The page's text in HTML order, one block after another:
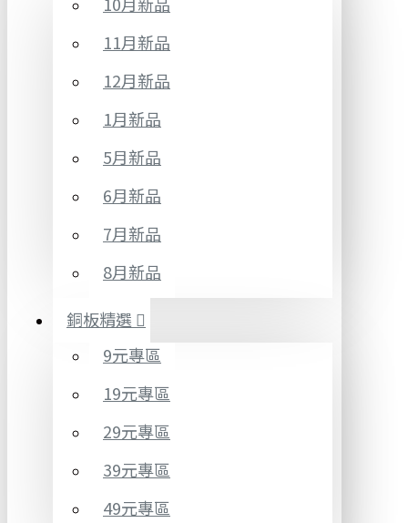
11月新品
12月新品
1月新品
5月新品
6月新品
7月新品
8月新品
銅板精選
9元專區
19元專區
29元專區
39元專區
49元專區